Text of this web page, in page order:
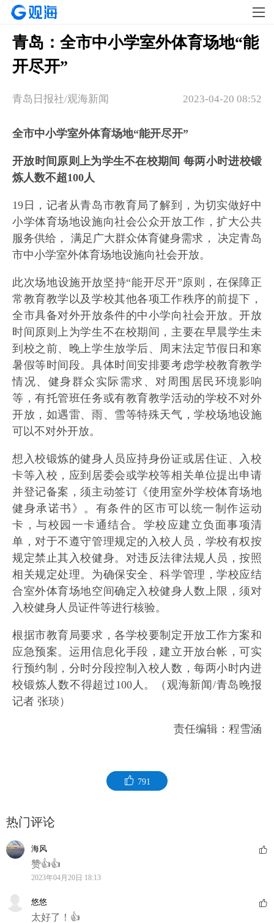
青岛：全市中小学室外体育场地“能
开尽开”
2023-04-20 08:52
青岛日报社/观海新闻
全市中小学室外体育场地“能开尽开”
开放时间原则上为学生不在校期间 每两小时进校锻
炼人数不超100人
19日，记者从青岛市教育局了解到，为切实做好中
小学体育场地设施向社会公众开放工作，扩大公共
服务供给， 满足广大群众体育健身需求， 决定青岛
市中小学室外体育场地设施向社会开放。
此次场地设施开放坚持“能开尽开”原则，在保障正
常教育教学以及学校其他各项工作秩序的前提下，
全市具备对外开放条件的中小学向社会开放。开放
时间原则上为学生不在校期间，主要在早晨学生未
到校之前、晚上学生放学后、周末法定节假日和寒
暑假等时间段。具体时间安排要考虑学校教育教学
情况、健身群众实际需求、对周围居民环境影响
等，有托管班任务或有教育教学活动的学校不对外
开放，如遇雷、雨、雪等特殊天气，学校场地设施
可以不对外开放。
想入校锻炼的健身人员应持身份证或居住证、入校
卡等入校，应到居委会或学校等相关单位提出申请
并登记备案，须主动签订《使用室外学校体育场地
健身承诺书》。有条件的区市可以统一制作运动
卡，与校园一卡通结合。学校应建立负面事项清
单，对于不遵守管理规定的入校人员，学校有权按
规定禁止其入校健身。对违反法律法规人员，按照
相关规定处理。为确保安全、科学管理，学校应结
合室外体育场地空间确定入校健身人数上限，须对
入校健身人员证件等进行核验。
根据市教育局要求，各学校要制定开放工作方案和
应急预案。运用信息化手段，建立开放台帐，可实
行预约制，分时分段控制入校人数，每两小时内进
校锻炼人数不得超过100人。（观海新闻/青岛晚报
记者 张琰）
责任编辑：程雪涵
791
热门评论
海风
赞👍👍
2023年04月20日 18:13
悠悠
太好了！👍